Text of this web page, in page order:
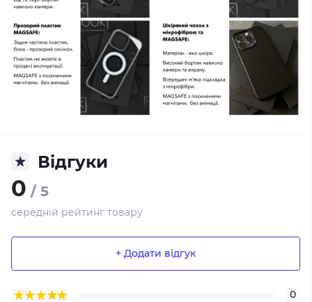
Відгуки
0 / 5
середній рейтинг товару
+ Додати відгук
0